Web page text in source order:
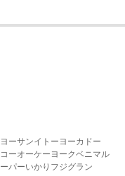
ーサンイトーヨーカドー
ーオーケー ヨークベニマル
パーいかり フジグラン